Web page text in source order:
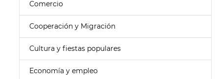
Comercio
Cooperación y Migración
Cultura y fiestas populares
Economía y empleo